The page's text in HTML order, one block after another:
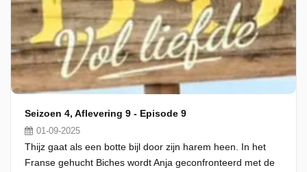
Seizoen 4, Aflevering 9 - Episode 9
01-09-2025
Thijz gaat als een botte bijl door zijn harem heen. In het
Franse gehucht Biches wordt Anja geconfronteerd met de